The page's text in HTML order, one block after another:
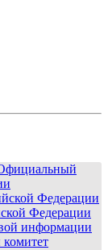
Федерации
Федерации
информации